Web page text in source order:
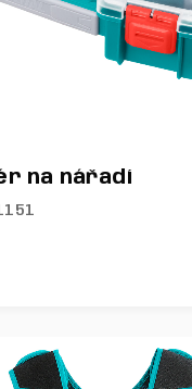
na nářadí